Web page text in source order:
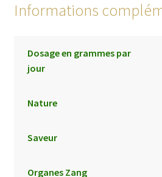
Informations
Dosage en grammes par
jour
Nature
Saveur
Organes Zang